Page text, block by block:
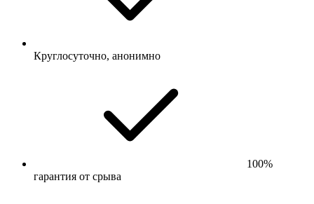
Круглосуточно, анонимно
100%
гарантия от срыва